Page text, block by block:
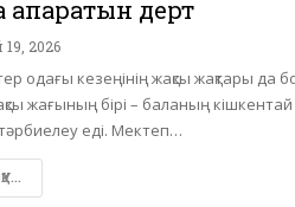
апаратын дерт
2026
одағы кезеңінің жақсы жақтары да
жағының бірі – баланың
еді. Мектеп…